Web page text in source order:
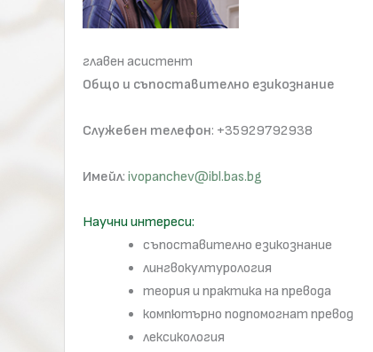
главен асистент
Общо и съпоставително езикознание
Служебен телефон: +35929792938
Имейл: ivopanchev@ibl.bas.bg
Научни интереси:
съпоставително езикознание
лингвокултурология
теория и практика на превода
компютърно подпомогнат превод
лексикология